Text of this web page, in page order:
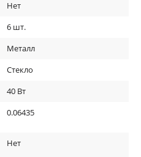
Нет
6 шт.
Металл
Стекло
40 Вт
0.06435
Нет